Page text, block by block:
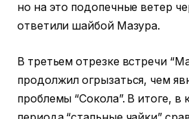
но на это подопечные ветер
ответили шайбой Мазура.
В третьем отрезке встречи
продолжил огрызаться, чем
проблемы “Сокола”. В итоге, в